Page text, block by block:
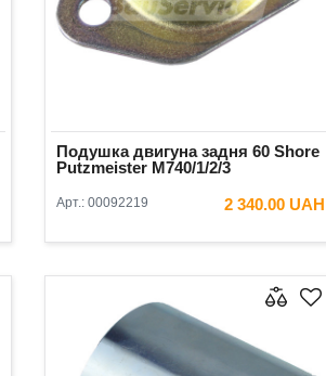
Подушка двигуна задня 60 Shore
Putzmeister М740/1/2/3
Арт.: 00092219 2 340.00 UAH
В КОШИК